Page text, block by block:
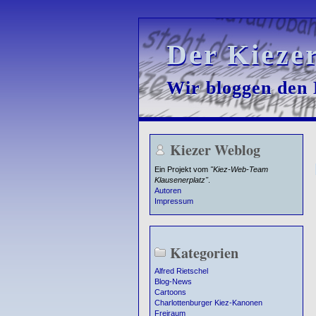
Der
Der
Wir bloggen den
Wir bloggen den
Kiezer Weblog
Ein Projekt vom "Kiez-Web-Team
Klausenerplatz".
Autoren
Impressum
Kategorien
Alfred Rietschel
Blog-News
Cartoons
Charlottenburger Kiez-Kanonen
Freiraum